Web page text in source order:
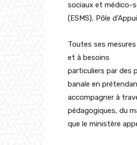
sociaux et médico-
(ESMS), Pôle
Toutes ses
et à besoins
particuliers par des
banale en
accompagner à
pédagogiques, du
que le ministère